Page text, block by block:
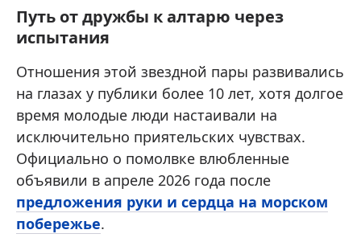
Путь от дружбы к алтарю через
испытания
Отношения этой звездной пары развивались
на глазах у публики более 10 лет, хотя долгое
время молодые люди настаивали на
исключительно приятельских чувствах.
Официально о помолвке влюбленные
объявили в апреле 2026 года после
предложения руки и сердца на морском
побережье.